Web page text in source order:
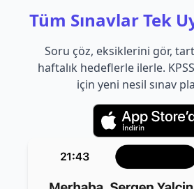
Tüm Sınavlar Tek
Soru çöz, eksiklerini gör,
haftalık hedeflerle ilerle.
için yeni nesil sınav